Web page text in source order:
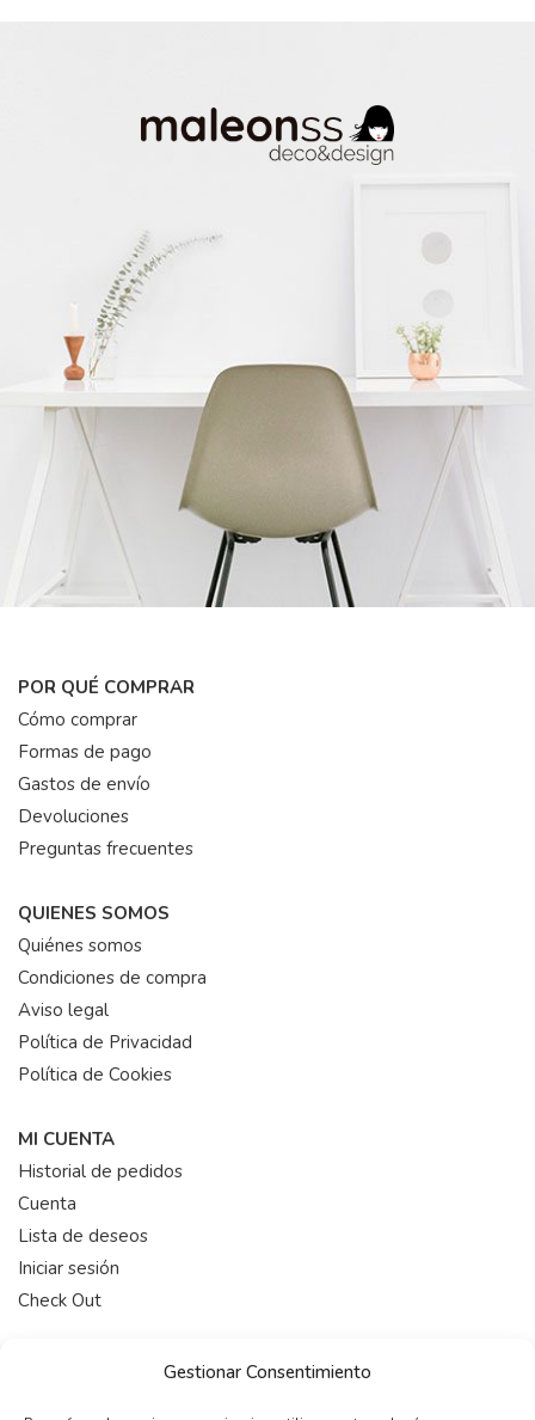
Gestionar Consentimiento
POR QUÉ COMPRAR
Cómo comprar
Formas de pago
Gastos de envío
Devoluciones
Preguntas frecuentes
QUIENES SOMOS
Quiénes somos
Condiciones de compra
Aviso legal
Política de Privacidad
Política de Cookies
MI CUENTA
Historial de pedidos
Cuenta
Lista de deseos
Iniciar sesión
Check Out